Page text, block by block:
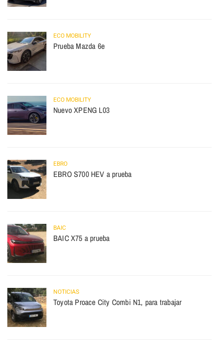
ECO MOBILITY
Prueba Mazda 6e
ECO MOBILITY
Nuevo XPENG L03
EBRO
EBRO S700 HEV a prueba
BAIC
BAIC X75 a prueba
NOTICIAS
Toyota Proace City Combi N1, para trabajar